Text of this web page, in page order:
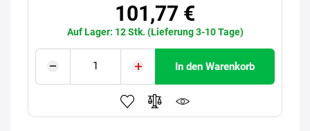
101,77 €
Auf Lager: 12 Stk. (Lieferung 3-10 Tage)
In den Warenkorb